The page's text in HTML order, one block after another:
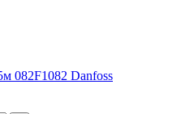
082F1082 Danfoss